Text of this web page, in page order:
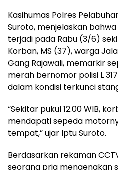
Kasihumas Polres
Suroto, menjelaskan
terjadi pada Rabu (3/6)
Korban, MS (37), warga
Gang Rajawali, memarkir
merah bernomor polisi L
dalam kondisi terkunci
“Sekitar pukul 12.00 WIB,
mendapati sepeda
tempat,” ujar Iptu Suroto.
Berdasarkan rekaman
seorang pria mengenakan